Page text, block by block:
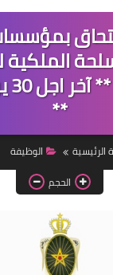
دورات
كورسات
منح دراسية
تعلم اللغات
اللغة
الوظيفة
إعلاميات
**
الرئيسية
الوظيفة
الحجم